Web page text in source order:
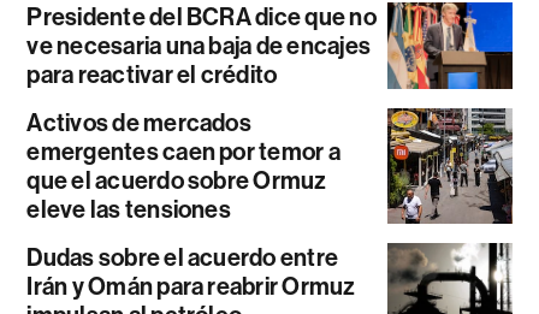
Presidente del BCRA dice que no
ve necesaria una baja de encajes
para reactivar el crédito
Activos de mercados
emergentes caen por temor a
que el acuerdo sobre Ormuz
eleve las tensiones
Dudas sobre el acuerdo entre
Irán y Omán para reabrir Ormuz